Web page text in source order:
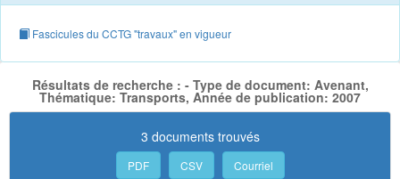
Fascicules du CCTG "travaux" en vigueur
Résultats de recherche : - Type de document: Avenant,
Thématique: Transports, Année de publication: 2007
3 documents trouvés
PDF CSV Courriel